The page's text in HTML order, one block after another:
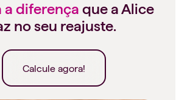
a diferença que a Alice
no seu reajuste.
Calcule agora!